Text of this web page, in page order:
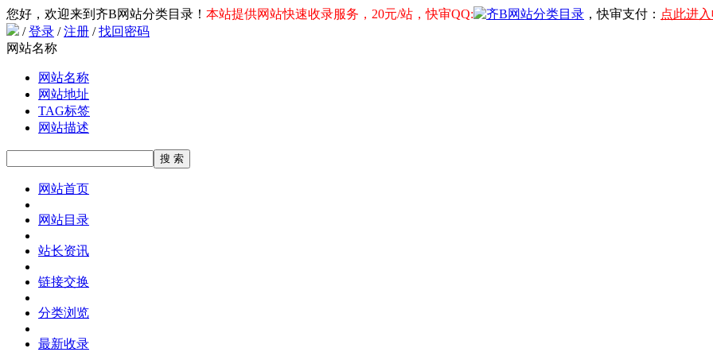
您好，欢迎来到齐B网站分类目录！ 本站提供网站快速收录服务，20元/站，快审QQ: ，快审支付： 点此进
/登录 /注册 /找回密码
网站名称
网站名称
网站地址
TAG标签
网站描述
网站首页
网站目录
站长资讯
链接交换
分类浏览
最新收录